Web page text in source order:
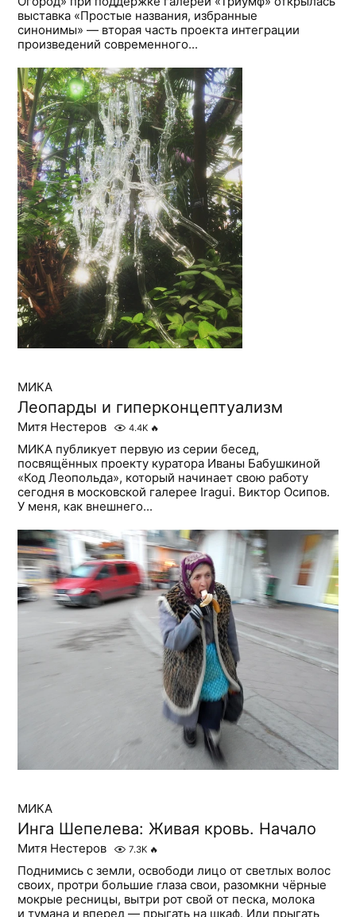
выставка «Простые названия, избранные
синонимы» — вторая часть проекта интеграции
произведений современного...
МИКА
Леопарды и гиперконцептуализм
Митя Нестеров 4.4K 🔥
МИКА публикует первую из серии бесед,
посвящённых проекту куратора Иваны Бабушкиной
«Код Леопольда», который начинает свою работу
сегодня в московской галерее Iragui. Виктор Осипов.
У меня, как внешнего...
МИКА
Инга Шепелева: Живая кровь. Начало
Митя Нестеров 7.3K 🔥
Поднимись с земли, освободи лицо от светлых волос
своих, протри большие глаза свои, разомкни чёрные
мокрые ресницы, вытри рот свой от песка, молока
и тумана и вперед — прыгать на шкаф. Иди прыгать